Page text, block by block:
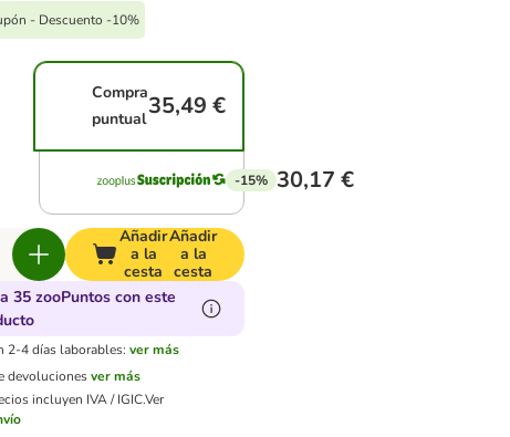
- Descuento -10%
Compra
puntual35,49 €
-15% 30,17 €
Añadir
a la
cesta
Añadir
a la
cesta
35 zooPuntos con este
2-4 días laborables: ver más
devolucionesver más
incluyen IVA / IGIC.Ver